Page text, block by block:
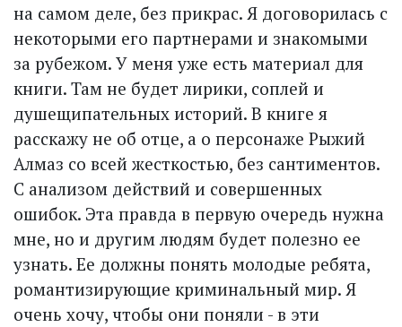
на самом деле, без прикрас. Я договорилась с
некоторыми его партнерами и знакомыми
за рубежом. У меня уже есть материал для
книги. Там не будет лирики, соплей и
душещипательных историй. В книге я
расскажу не об отце, а о персонаже Рыжий
Алмаз со всей жесткостью, без сантиментов.
С анализом действий и совершенных
ошибок. Эта правда в первую очередь нужна
мне, но и другим людям будет полезно ее
узнать. Ее должны понять молодые ребята,
романтизирующие криминальный мир. Я
очень хочу, чтобы они поняли - в эти